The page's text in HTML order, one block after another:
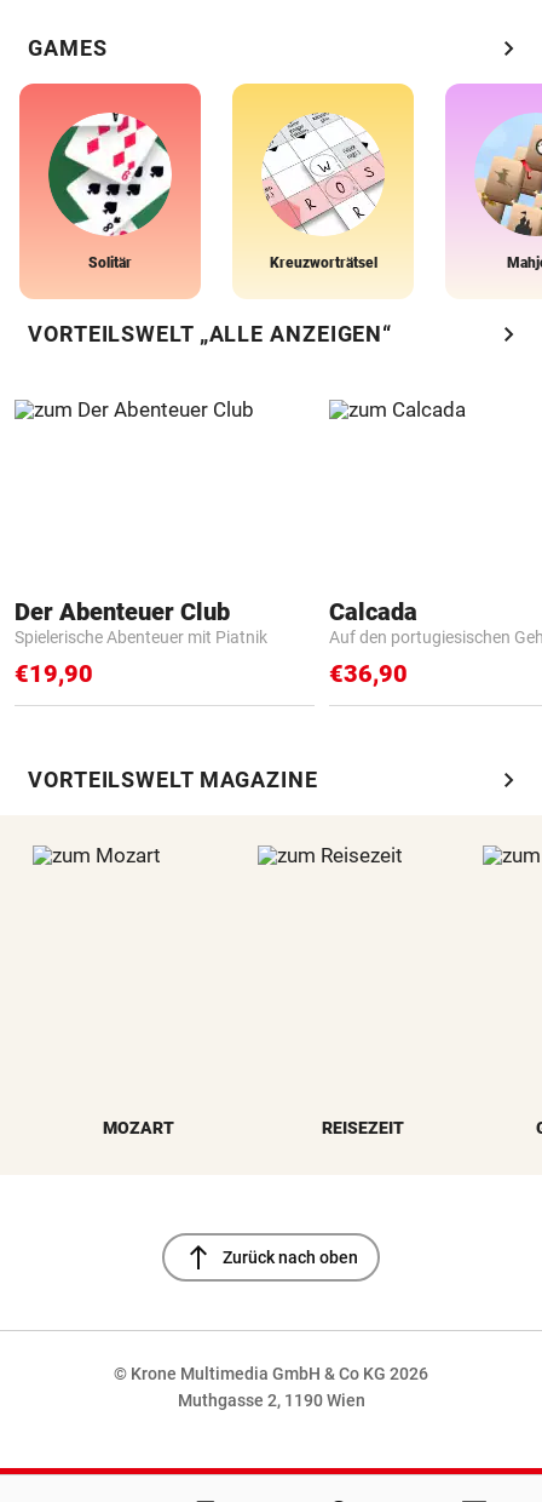
GAMES chevron_right
Solitär Kreuzworträtsel
VORTEILSWELT „ALLE ANZEIGEN“ chevron_right
Der Abenteuer Club
Spielerische Abenteuer mit Piatnik
€19,90
Calcada
Auf den portugiesischen
€36,90
VORTEILSWELT MAGAZINE chevron_right
MOZART REISEZEIT
north Zurück nach oben
© Krone Multimedia GmbH & Co KG 2026
Muthgasse 2, 1190 Wien
NaN%